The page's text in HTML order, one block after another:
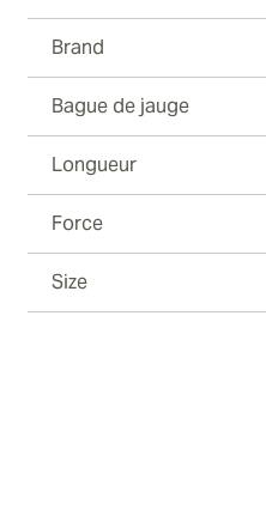
Brand
Bague de jauge
Longueur
Force
Size